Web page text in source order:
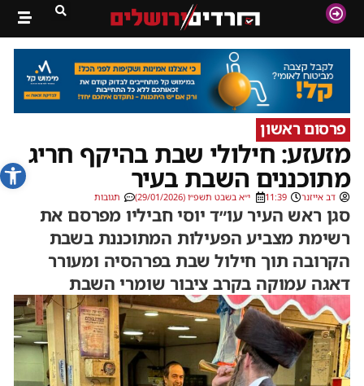
פתח
פרסום ראשון
מזעזע: חילולי שבת בהיקף חריג
מתוכננים השבת בעיר
דב אייזנר 11:39 י״א בשבט תשפ״ו (29/01/2026) תגובות
סגן ראש העיר עו״ד יוסי חביליו מפרסם את
רשימת מצביע הפעילות המתוכננת בשבת
הקרובה תוך חילול שבת בפרהסיה ומעורר
דאגה עמוקה בקרב ציבור שומרי השבת